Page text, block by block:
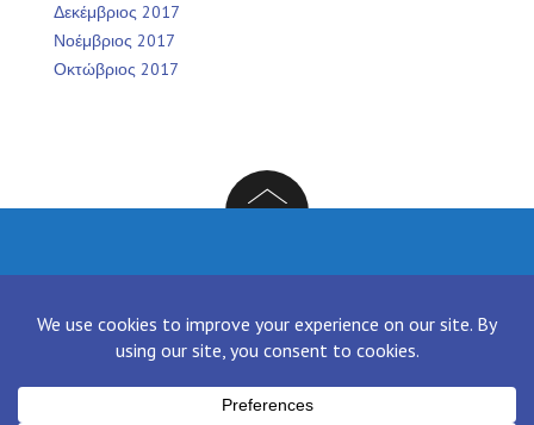
Δεκέμβριος 2017
Νοέμβριος 2017
Οκτώβριος 2017
Facebook
TwitterInstagram
LinkedIn